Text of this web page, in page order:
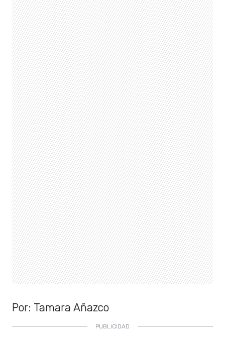
Por: Tamara Añazco